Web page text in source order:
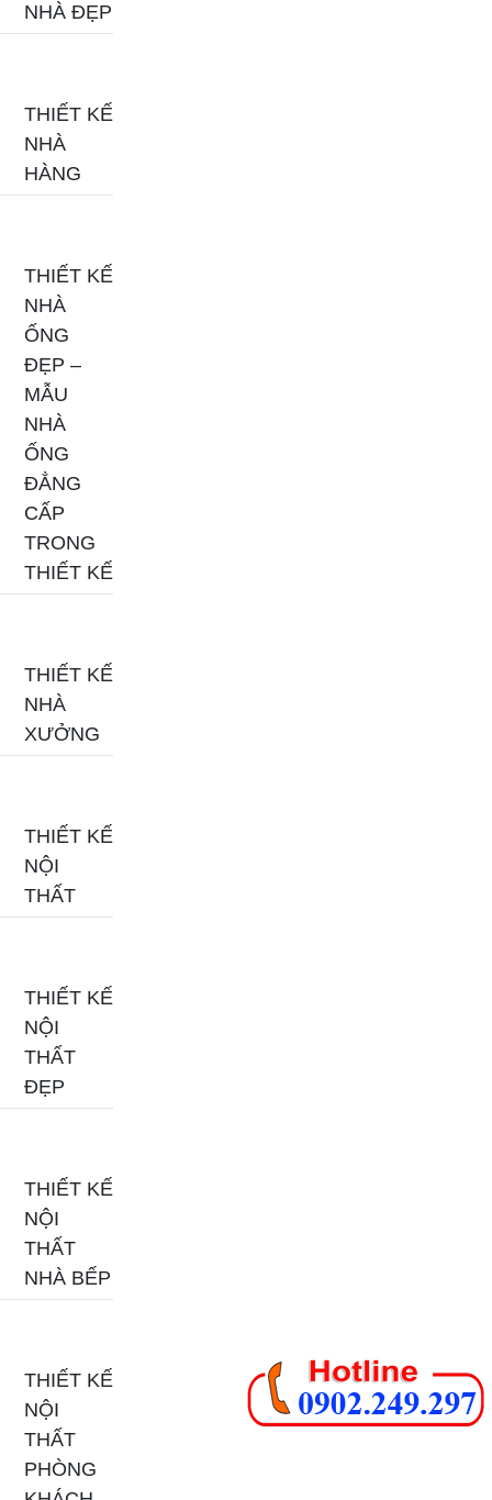
NHÀ ĐẸP
THIẾT KẾ
NHÀ
HÀNG
THIẾT KẾ
NHÀ
ỐNG
ĐẸP –
MẪU
NHÀ
ỐNG
ĐẲNG
CẤP
TRONG
THIẾT KẾ
THIẾT KẾ
NHÀ
XƯỞNG
THIẾT KẾ
NỘI
THẤT
THIẾT KẾ
NỘI
THẤT
ĐẸP
THIẾT KẾ
NỘI
THẤT
NHÀ BẾP
THIẾT KẾ
NỘI
THẤT
PHÒNG